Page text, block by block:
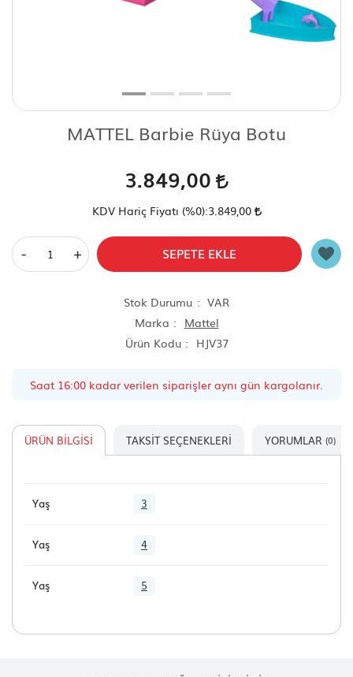
MATTEL Barbie Rüya Botu
3.849,00
KDV Hariç Fiyatı (%0):3.849,00
- + SEPETE EKLE
Stok Durumu
VAR
Marka
Mattel
Ürün Kodu
HJV37
Saat 16:00 kadar verilen siparişler aynı gün kargolanır.
ÜRÜN BILGISI TAKSIT SEÇENEKLERI YORUMLAR (0)
Yaş 3
Yaş 4
Yaş 5